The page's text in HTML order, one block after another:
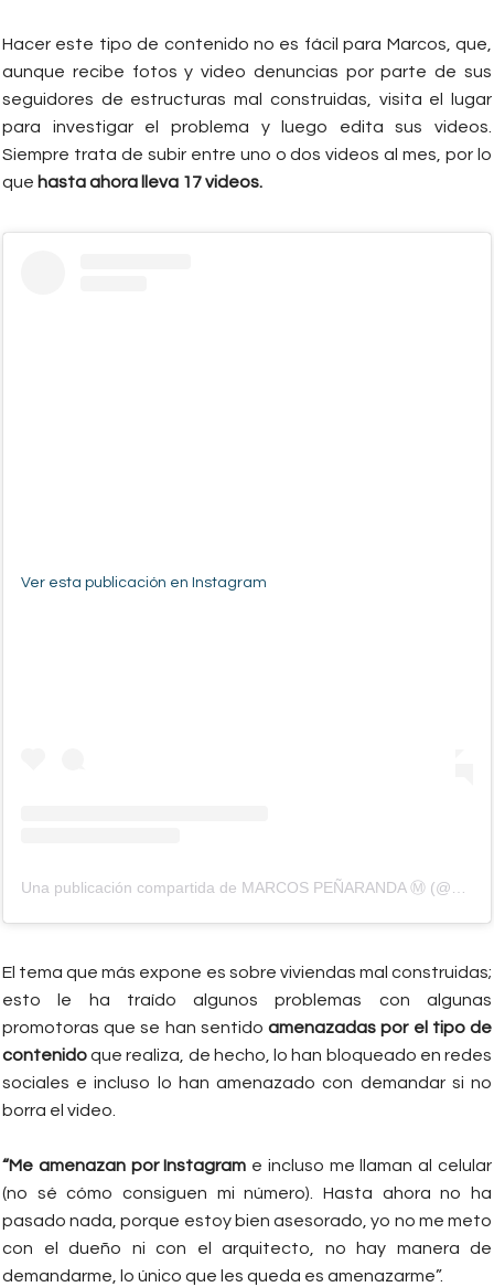
Hacer este tipo de contenido no es fácil para Marcos, que,
aunque recibe fotos y video denuncias por parte de sus
seguidores de estructuras mal construidas, visita el lugar
para investigar el problema y luego edita sus videos.
Siempre trata de subir entre uno o dos videos al mes, por lo
que hasta ahora lleva 17 videos.
Ver esta publicación en Instagram
Una publicación compartida de MARCOS PEÑARANDA Ⓜ (@mp.arquitectura1)
El tema que más expone es sobre viviendas mal construidas;
esto le ha traído algunos problemas con algunas
promotoras que se han sentidoamenazadas por el tipo de
contenidoque realiza, de hecho, lo han bloqueado en redes
sociales e incluso lo han amenazado con demandar si no
borra el video.
“Me amenazan por Instagram e incluso me llaman al celular
(no sé cómo consiguen mi número). Hasta ahora no ha
pasado nada, porque estoy bien asesorado, yo no me meto
con el dueño ni con el arquitecto, no hay manera de
demandarme, lo único que les queda es amenazarme”.